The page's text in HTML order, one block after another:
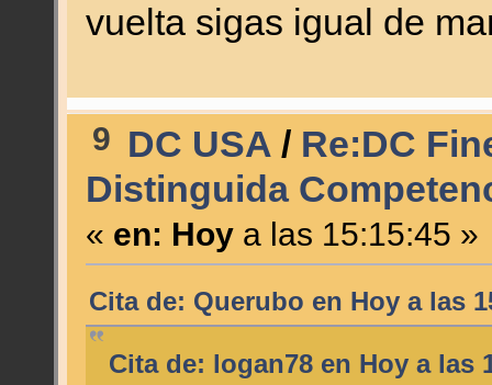
vuelta sigas igual de
9 DC USA / Re:DC
Distinguida
« en: Hoya las 15:15:45 »
Cita de: Querubo en Hoya las
Cita de: logan78 en Hoya las